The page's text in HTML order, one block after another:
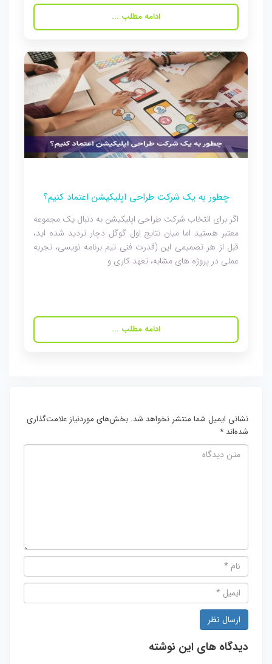
ادامه مطلب ...
چطور به یک شرکت طراحی اپلیکیشن اعتماد کنیم؟
اگر برای انتخاب شرکت طراحی اپلیکیشن به دنبال یک مجموعه
معتبر هستید اما میان نتایج اول گوگل دچار تردید شده اید،
قبل از هر تصمیمی این (قدرت فنی تیم برنامه نویسی، تجربه
عملی در پروژه های مشابه، تعهد کاری و
ادامه مطلب ...
نشانی ایمیل شما منتشر نخواهد شد. بخش‌های موردنیاز علامت‌گذاری
شده‌اند *
دیدگاه های این نوشته